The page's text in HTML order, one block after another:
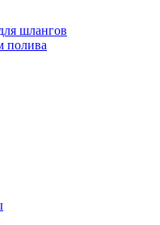
шлангов
полива